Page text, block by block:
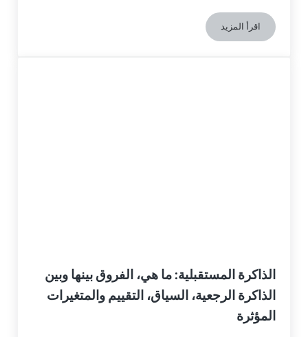
اقرأ المزيدالآليات المعرفية للتعلم بدون خطأ
الذاكرة المستقبلية: ما هي، الفروق بينها وبين
الذاكرة الرجعية، السياق، التقييم والمتغيرات
المؤثرة